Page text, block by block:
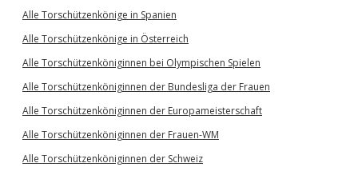
Alle Torschützenkönige in Spanien
Alle Torschützenkönige in Österreich
Alle Torschützenköniginnen bei Olympischen Spielen
Alle Torschützenköniginnen der Bundesliga der Frauen
Alle Torschützenköniginnen der Europameisterschaft
Alle Torschützenköniginnen der Frauen-WM
Alle Torschützenköniginnen der Schweiz